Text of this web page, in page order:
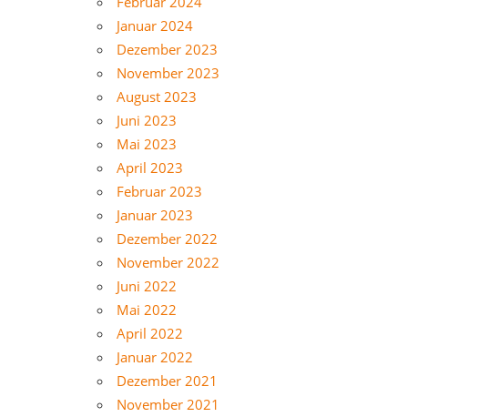
Januar 2024
Dezember 2023
November 2023
August 2023
Juni 2023
Mai 2023
April 2023
Februar 2023
Januar 2023
Dezember 2022
November 2022
Juni 2022
Mai 2022
April 2022
Januar 2022
Dezember 2021
November 2021